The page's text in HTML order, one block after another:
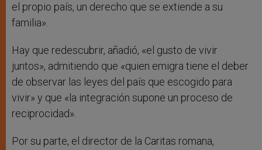
el propio país, un derecho que se extiende a su
familia».
Hay que redescubrir, añadió, «el gusto de vivir
juntos», admitiendo que «quien emigra tiene el deber
de observar las leyes del país que escogido para
vivir» y que «la integración supone un proceso de
reciprocidad».
Por su parte, el director de la Caritas romana,